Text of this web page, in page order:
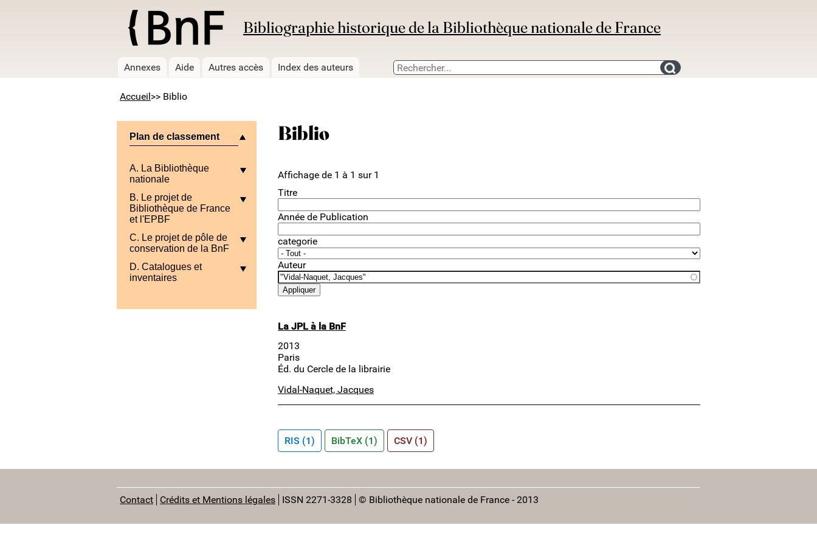
Bibliographie historique de la Bibliothèque nationale de France
Annexes Aide Autres accès Index des auteurs Search for an bibliography
Accueil >> Biblio
Plan de classement
A. La Bibliothèque
nationale
B. Le projet de
Bibliothèque de France
et l'EPBF
C. Le projet de pôle de
conservation de la BnF
D. Catalogues et
inventaires
Biblio
Affichage de 1 à 1 sur 1
Titre
Année de Publication
categorie
Auteur
La JPL à la BnF
2013
Paris
Éd. du Cercle de la librairie
Vidal-Naquet, Jacques
RIS (1) BibTeX (1) CSV (1)
Contact Crédits et Mentions légales ISSN 2271-3328 © Bibliothèque nationale de France - 2013